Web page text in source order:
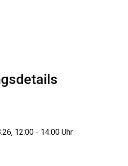
12:00 - 14:00 Uhr